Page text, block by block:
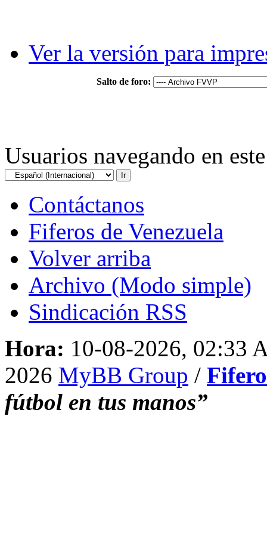
Ver la versión para
Salto de foro:
Usuarios navegando en
Contáctanos
Fiferos de Venezuela
Volver arriba
Archivo (Modo simple)
Sindicación RSS
Hora: 10-08-2026, 02:33
2026 MyBB Group /
fútbol en tus manos”